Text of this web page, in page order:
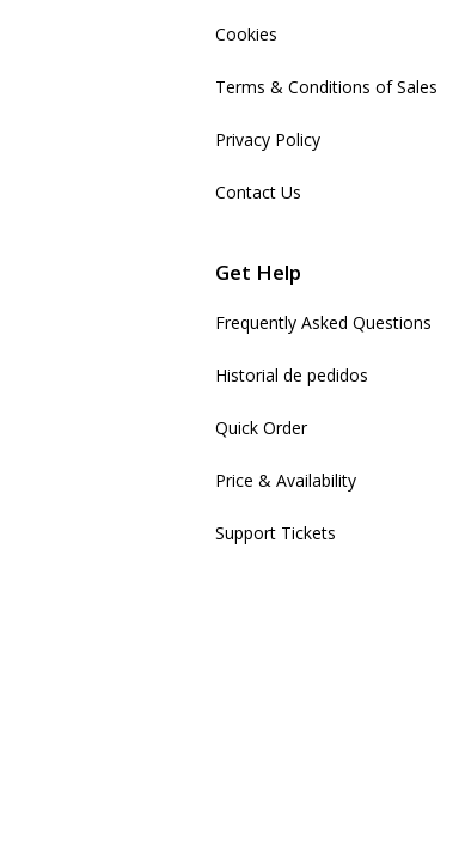
Cookies
Terms & Conditions of Sales
Privacy Policy
Contact Us
Get Help
Frequently Asked Questions
Historial de pedidos
Quick Order
Price & Availability
Support Tickets